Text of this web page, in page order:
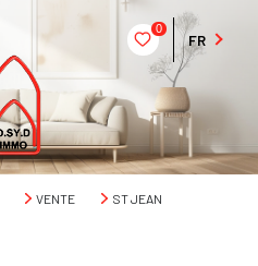
0
FR
VENTE
ST JEAN